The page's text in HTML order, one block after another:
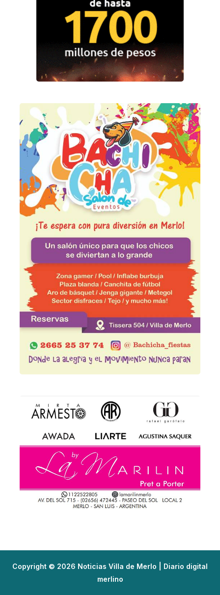
Copyright © 2026 Noticias Villa de Merlo | Diario digital
merlino